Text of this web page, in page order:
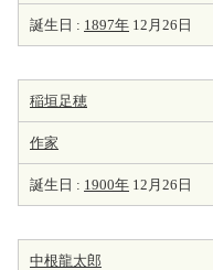
誕生日 : 1897年 12月26日
稲垣足穂
作家
誕生日 : 1900年 12月26日
中根龍太郎